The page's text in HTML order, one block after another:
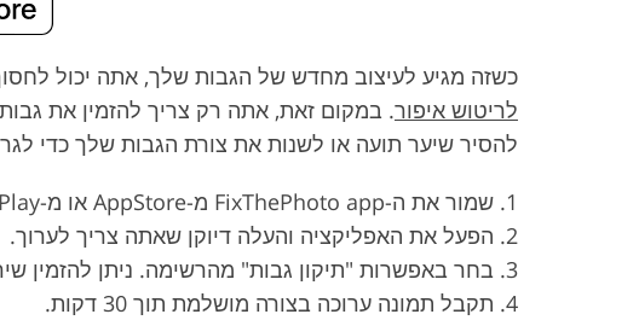
כשזה מגיע לעיצוב מחדש של הגבות שלך, אתה יכול
לריטוש איפור. במקום זאת, אתה רק צריך להזמין את
להסיר שיער תועה או לשנות את צורת הגבות שלך כדי
שמור את ה-FixThePhoto app מ-AppStore או מ-Google Play במכשיר הנייד שלך.
הפעל את האפליקציה והעלה דיוקן שאתה צריך לערוך.
בחר באפשרות "תיקון גבות" מהרשימה. ניתן להזמין
תקבל תמונה ערוכה בצורה מושלמת תוך 30 דקות.